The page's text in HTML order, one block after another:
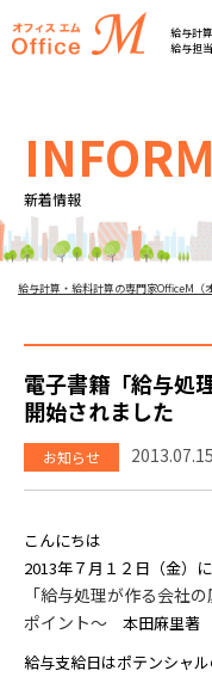
オフ
給与計
給与担
新着情報
給与計算・給料計算の専門家OfficeM（
電子書籍「給与処
開始されました
お知らせ 2013.07.15
こんにちは
2013年７月１２日（金）
「給与処理が作る会社
ポイント〜 本田麻里著
給与支給日はポテンシャ